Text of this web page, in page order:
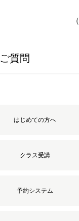
（
質問
はじめての方へ
クラス受講
予約システム